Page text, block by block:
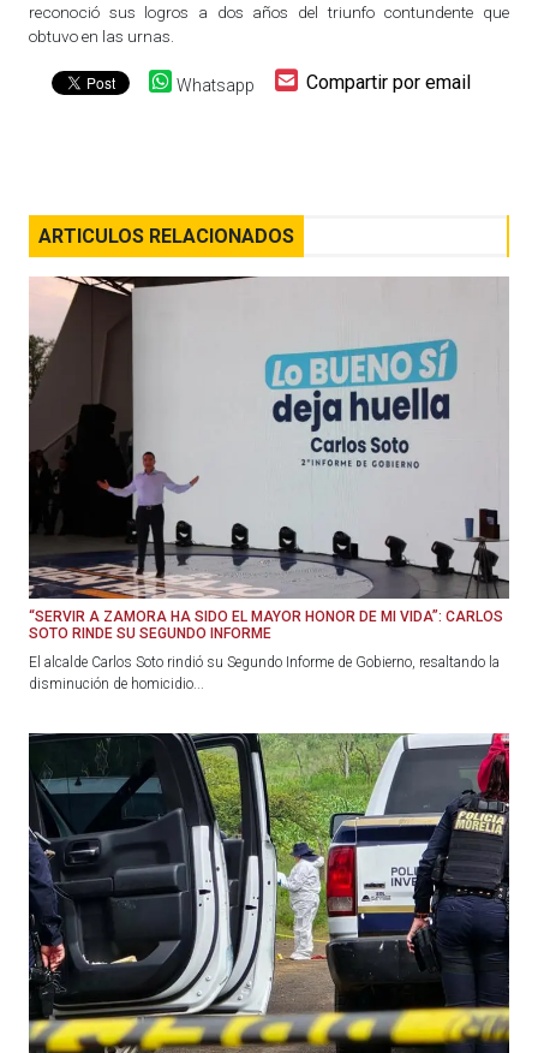
reconoció sus logros a dos años del triunfo contundente que
obtuvo en las urnas.
Whatsapp Compartir por email
ARTICULOS RELACIONADOS
“SERVIR A ZAMORA HA SIDO EL MAYOR HONOR DE MI VIDA”: CARLOS
SOTO RINDE SU SEGUNDO INFORME
El alcalde Carlos Soto rindió su Segundo Informe de Gobierno, resaltando la
disminución de homicidio...